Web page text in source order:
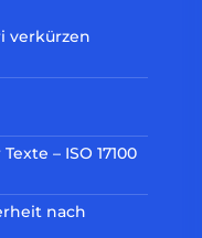
verkürzen
– ISO 17100
nach